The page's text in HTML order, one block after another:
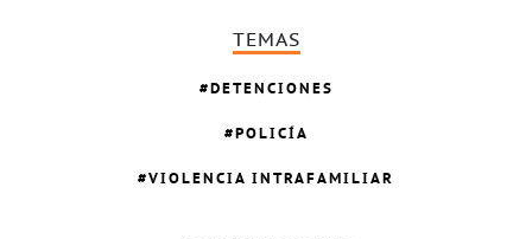
TEMAS
DETENCIONES
POLICÍA
VIOLENCIA INTRAFAMILIAR